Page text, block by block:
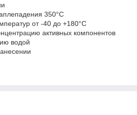
350°С
от -40 до +180°С
активных компонентов
водой